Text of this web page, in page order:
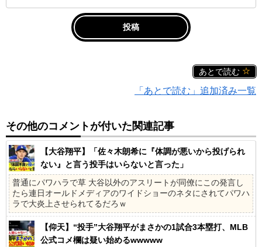
あとで読む
「あとで読む」追加済み一覧
その他のコメントが付いた関連記事
【大谷翔平】「佐々木朗希に『体調が悪いから投げられ
ない』と言う投手はいらないと言った」
普通にパワハラで草 大谷以外のアスリートが同僚にこの発言し
たら連日オールドメディアのワイドショーのネタにされてパワハ
ラで大炎上させられてるだろｗ
【仰天】“投手”大谷翔平がまさかの1試合3本塁打、MLB
公式コメ欄は疑い始めるwwwww